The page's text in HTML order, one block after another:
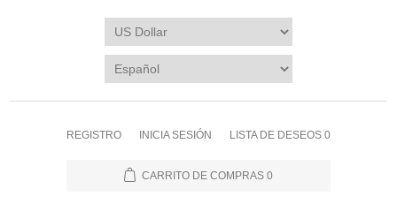
REGISTRO INICIA SESIÓN LISTA DE DESEOS 0
CARRITO DE COMPRAS 0